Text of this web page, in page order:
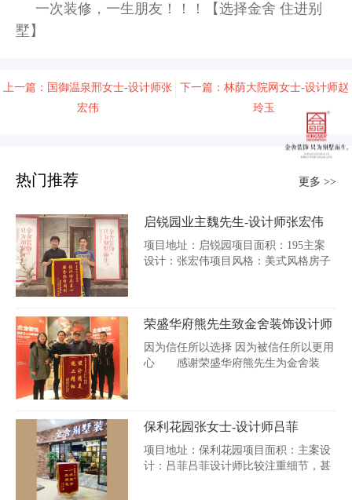
一次装修，一生朋友！！！【选择金舍 住进别
墅】
上一篇：国御温泉邢女士-设计师张
宏伟
下一篇：林荫大院网女士-设计师赵
玲玉
更多 >>
热门推荐
启锐园业主魏先生-设计师张宏伟
项目地址：启锐园项目面积：195主案
设计：张宏伟项目风格：美式风格房子
荣盛华府熊先生致金舍装饰设计师
甄玉莹
因为信任所以选择 因为被信任所以更用
心 感谢荣盛华府熊先生为金舍装
保利花园张女士-设计师吕菲
项目地址：保利花园项目面积：主案设
计：吕菲吕菲设计师比较注重细节，甚